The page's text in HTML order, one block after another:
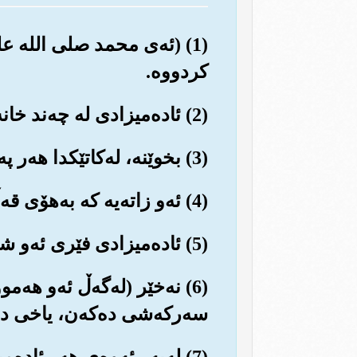
(1) (ئه‌ی محمد صلی الله
کردووه‌.
(2) ئاده‌میزادی له چه‌ند خانه‌یه‌کی هه‌ڵواسراو (له‌ناو منداڵداندا) دروست کردووه‌.
(3) بخوێنه‌، له‌کاتێکدا هه‌ر په‌روه‌ردگاری تۆ به‌خشنده‌یه‌.
(4) ئه‌و زاته‌یه که به‌هۆی قه‌ڵه‌مه‌وه زانستی و زانیاری فێر کردووه‌.
(5) ئاده‌میزادی فێری ئه‌و شتانه کردووه که نه‌یزانیوون.
(6) نه‌خێر (له‌گه‌ڵ ئه‌و
سه‌رکه‌شی ده‌که‌ن، یاخی